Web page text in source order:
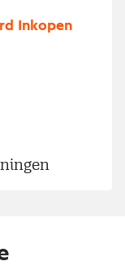
Inkopen